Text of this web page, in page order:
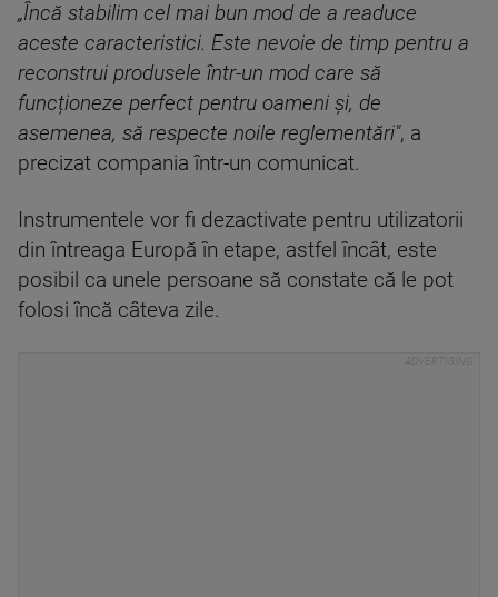
„Încă stabilim cel mai bun mod de a readuce
aceste caracteristici. Este nevoie de timp pentru a
reconstrui produsele într-un mod care să
funcționeze perfect pentru oameni și, de
asemenea, să respecte noile reglementări", a
precizat compania într-un comunicat.
Instrumentele vor fi dezactivate pentru utilizatorii
din întreaga Europă în etape, astfel încât, este
posibil ca unele persoane să constate că le pot
folosi încă câteva zile.